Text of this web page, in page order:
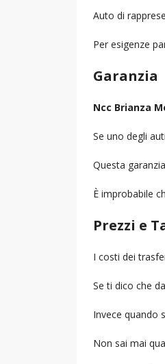
Auto di
Per esigenze
Garanzia
Ncc Brianza
Se uno degli
Questa
È improbabile
Prezzi e
I costi dei
Se ti dico che
Invece quando
Non sai mai